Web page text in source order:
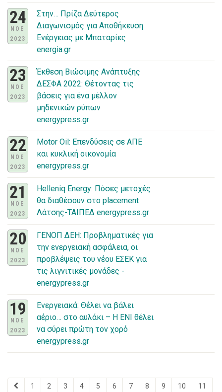
24
ΝΟΕ
2023
Στην… Πρίζα Δεύτερος
Διαγωνισμός για Αποθήκευση
Ενέργειας με Μπαταρίες
energia.gr
23
ΝΟΕ
2023
Έκθεση Βιώσιμης Ανάπτυξης
ΔΕΣΦΑ 2022: Θέτοντας τις
βάσεις για ένα μέλλον
μηδενικών ρύπων
energypress.gr
22
ΝΟΕ
2023
Motor Oil: Επενδύσεις σε ΑΠΕ
και κυκλική οικονομία
energypress.gr
21
ΝΟΕ
2023
Helleniq Energy: Πόσες μετοχές
θα διαθέσουν στο placement
Λάτσης-ΤΑΙΠΕΔ energypress.gr
20
ΝΟΕ
2023
ΓΕΝΟΠ ΔΕΗ: Προβληματικές για
την ενεργειακή ασφάλεια, οι
προβλέψεις του νέου ΕΣΕΚ για
τις λιγνιτικές μονάδες -
energypress.gr
19
ΝΟΕ
2023
Ενεργειακά: Θέλει να βάλει
αέριο… στο αυλάκι – Η ΕΝΙ θέλει
να σύρει πρώτη τον χορό
energypress.gr
1 2 3 4 5 6 7 8 9 10 11